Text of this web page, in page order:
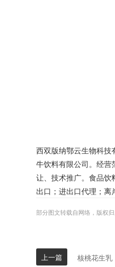
西双版纳鄂云生物科技
牛饮料有限公司。经营
让、技术推广。食品饮
出口；进出口代理；离
部分图文转载自网络，版权
上一篇 核桃花生乳